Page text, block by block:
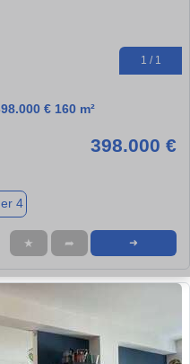
1 / 1
€ 160 m²
398.000 €
4
★ ➦ ➜